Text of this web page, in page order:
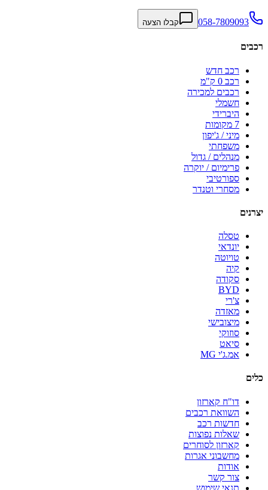
058-7809093 קבלו הצעה
רכבים
רכב חדש
רכב 0 ק"מ
רכבים למכירה
חשמלי
היברידי
7 מקומות
מיני / ג'יפון
משפחתי
מנהלים / גדול
פרימיום / יוקרה
ספורטיבי
מסחרי וטנדר
יצרנים
טסלה
יונדאי
טויוטה
קיה
סקודה
BYD
צ'רי
מאזדה
מיצובישי
סוזוקי
סיאט
אמ.ג'י MG
כלים
דו"ח קארזון
השוואת רכבים
חדשות רכב
שאלות נפוצות
קארזון לסוחרים
מחשבוני אגרות
אודות
צור קשר
תנאי שימוש